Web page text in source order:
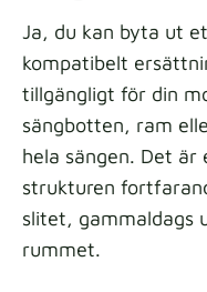
Ja, du kan byta ut
kompatibelt
tillgängligt för din
sängbotten, ram
hela sängen. Det
strukturen
slitet, gammaldags
rummet.